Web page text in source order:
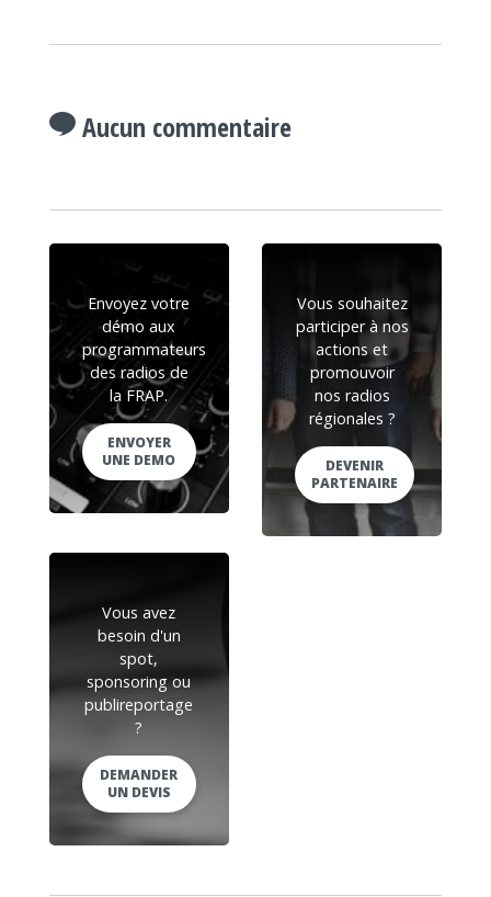
Aucun commentaire
Envoyez votre
démo aux
programmateurs
des radios de
la FRAP.
ENVOYER
UNE DEMO
Vous souhaitez
participer à nos
actions et
promouvoir
nos radios
régionales ?
DEVENIR
PARTENAIRE
Vous avez
besoin d'un
spot,
sponsoring ou
publireportage
?
DEMANDER
UN DEVIS